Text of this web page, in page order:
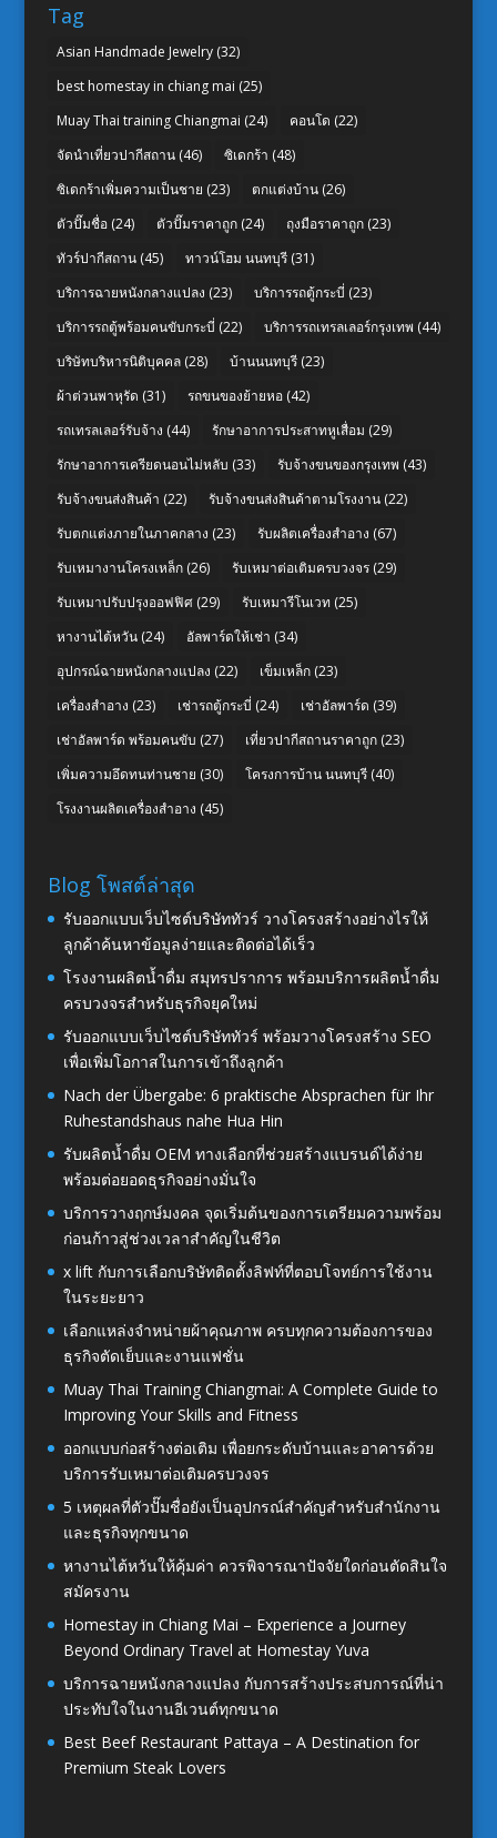
Tag
Asian Handmade Jewelry(32)
best homestay in chiang mai (25)
Muay Thai training Chiangmai (24) คอนโด (22)
จัดนำเที่ยวปากีสถาน(46) ซิเดกร้า (48)
ซิเดกร้าเพิ่มความเป็นชาย (23) ตกแต่งบ้าน(26)
ตัวปั๊มชื่อ(24) ตัวปั๊มราคาถูก(24) ถุงมือราคาถูก(23)
ทัวร์ปากีสถาน(45) ทาวน์โฮม นนทบุรี(31)
บริการฉายหนังกลางแปลง (23) บริการรถตู้กระบี่ (23)
บริการรถตู้พร้อมคนขับกระบี่ (22) บริการรถเทรลเลอร์กรุงเทพ (44)
บริษัทบริหารนิติบุคคล(28) บ้านนนทบุรี(23)
ผ้าต่วนพาหุรัด (31) รถขนของย้ายหอ(42)
รถเทรลเลอร์รับจ้าง (44) รักษาอาการประสาทหูเสื่อม (29)
รักษาอาการเครียดนอนไม่หลับ (33) รับจ้างขนของกรุงเทพ (43)
รับจ้างขนส่งสินค้า (22) รับจ้างขนส่งสินค้าตามโรงงาน(22)
รับตกแต่งภายในภาคกลาง (23) รับผลิตเครื่องสำอาง (67)
รับเหมางานโครงเหล็ก(26) รับเหมาต่อเติมครบวงจร(29)
รับเหมาปรับปรุงออฟฟิศ(29) รับเหมารีโนเวท (25)
หางานไต้หวัน(24) อัลพาร์ดให้เช่า (34)
อุปกรณ์ฉายหนังกลางแปลง (22) เข็มเหล็ก(23)
เครื่องสำอาง (23) เช่ารถตู้กระบี่ (24) เช่าอัลพาร์ด (39)
เช่าอัลพาร์ด พร้อมคนขับ (27) เที่ยวปากีสถานราคาถูก(23)
เพิ่มความอึดทนท่านชาย (30) โครงการบ้าน นนทบุรี(40)
โรงงานผลิตเครื่องสำอาง (45)
Blog โพสต์ล่าสุด
รับออกแบบเว็บไซต์บริษัททัวร์ วางโครงสร้างอย่างไรให้
ลูกค้าค้นหาข้อมูลง่ายและติดต่อได้เร็ว
โรงงานผลิตน้ำดื่ม สมุทรปราการ พร้อมบริการผลิตน้ำดื่ม
ครบวงจรสำหรับธุรกิจยุคใหม่
รับออกแบบเว็บไซต์บริษัททัวร์ พร้อมวางโครงสร้าง SEO
เพื่อเพิ่มโอกาสในการเข้าถึงลูกค้า
Nach der Übergabe: 6 praktische Absprachen für Ihr
Ruhestandshaus nahe Hua Hin
รับผลิตน้ำดื่ม OEM ทางเลือกที่ช่วยสร้างแบรนด์ได้ง่าย
พร้อมต่อยอดธุรกิจอย่างมั่นใจ
บริการวางฤกษ์มงคล จุดเริ่มต้นของการเตรียมความพร้อม
ก่อนก้าวสู่ช่วงเวลาสำคัญในชีวิต
x lift กับการเลือกบริษัทติดตั้งลิฟท์ที่ตอบโจทย์การใช้งาน
ในระยะยาว
เลือกแหล่งจำหน่ายผ้าคุณภาพ ครบทุกความต้องการของ
ธุรกิจตัดเย็บและงานแฟชั่น
Muay Thai Training Chiangmai: A Complete Guide to
Improving Your Skills and Fitness
ออกแบบก่อสร้างต่อเติม เพื่อยกระดับบ้านและอาคารด้วย
บริการรับเหมาต่อเติมครบวงจร
5 เหตุผลที่ตัวปั๊มชื่อยังเป็นอุปกรณ์สำคัญสำหรับสำนักงาน
และธุรกิจทุกขนาด
หางานไต้หวันให้คุ้มค่า ควรพิจารณาปัจจัยใดก่อนตัดสินใจ
สมัครงาน
Homestay in Chiang Mai – Experience a Journey
Beyond Ordinary Travel at Homestay Yuva
บริการฉายหนังกลางแปลง กับการสร้างประสบการณ์ที่น่า
ประทับใจในงานอีเวนต์ทุกขนาด
Best Beef Restaurant Pattaya – A Destination for
Premium Steak Lovers